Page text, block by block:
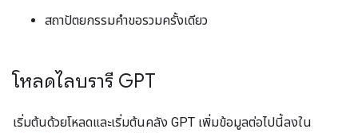
สถาปัตยกรรมคำขอรวมครั้งเดียว
โหลดไลบรารี GPT
เริ่มต้นด้วยโหลดและเริ่มต้นคลัง GPT เพิ่มข้อมูลต่อไปนี้ลงใน